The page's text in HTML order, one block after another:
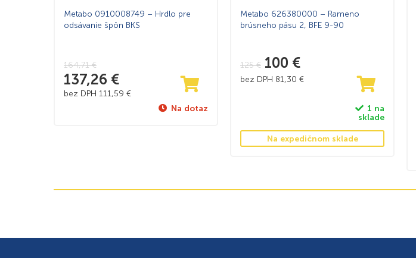
Metabo 0910008749 – Hrdlo pre
odsávanie špôn BKS
164,71€
137,26 €
bez DPH 111,59 €
Na dotaz
Metabo 626380000 – Rameno
brúsneho pásu 2, BFE 9-90
125€ 100 €
bez DPH 81,30 €
1 na
sklade
Na expedičnom sklade